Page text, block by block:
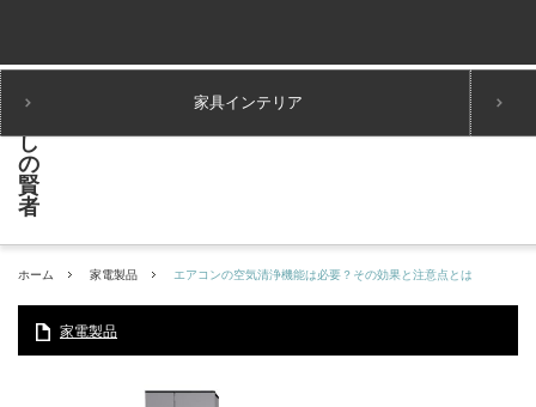
家具インテリア
ホーム 家電製品 エアコンの空気清浄機能は必要？その効果と注意点とは
家電製品